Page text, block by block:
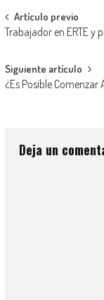
Artículo previo
Trabajador en ERTE y
Siguiente artículo
¿Es Posible
Deja un